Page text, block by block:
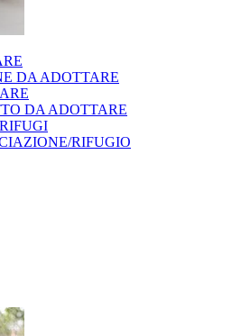
DA ADOTTARE
DA ADOTTARE
RIFUGIO